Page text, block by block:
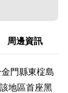
周邊資訊
門縣東椗島
地區首座黑